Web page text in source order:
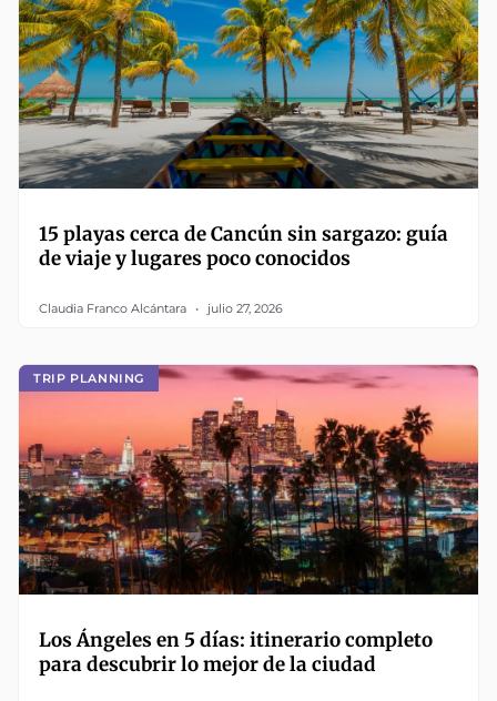
15 playas cerca de Cancún sin sargazo: guía
de viaje y lugares poco conocidos
Claudia Franco Alcántara julio 27, 2026
TRIP PLANNING
Los Ángeles en 5 días: itinerario completo
para descubrir lo mejor de la ciudad